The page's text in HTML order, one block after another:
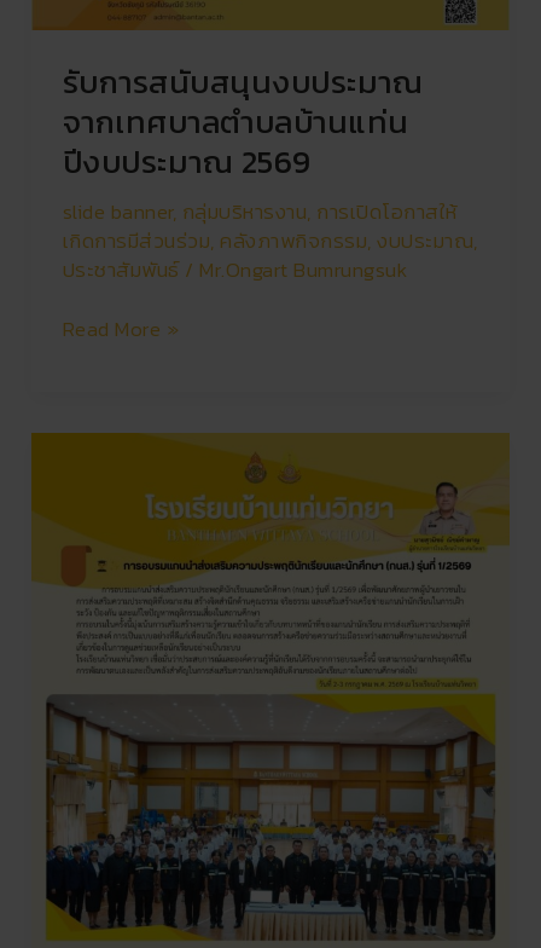
รับการสนับสนุนงบประมาณ
จากเทศบาลตำบลบ้านแท่น
ปีงบประมาณ 2569
slide banner, กลุ่มบริหารงาน, การเปิดโอกาสให้
เกิดการมีส่วนร่วม, คลังภาพกิจกรรม,งบประมาณ,
ประชาสัมพันธ์/ Mr.Ongart Bumrungsuk
Read More »
อบรม
นำ
ส่ง
เสริม
ความ
ประพฤติ
นักเรียน
และ
นักศึกษา
(กนส.)
รุ่น
ที่
1/2569